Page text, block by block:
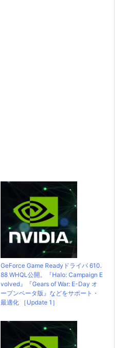
GeForce Game Readyドライバ 610.
88 WHQL公開。『Halo: Campaign E
volved』『Gears of War: E-Day オ
ープンベータ版』などをサポート・
最適化 ［Update 1］